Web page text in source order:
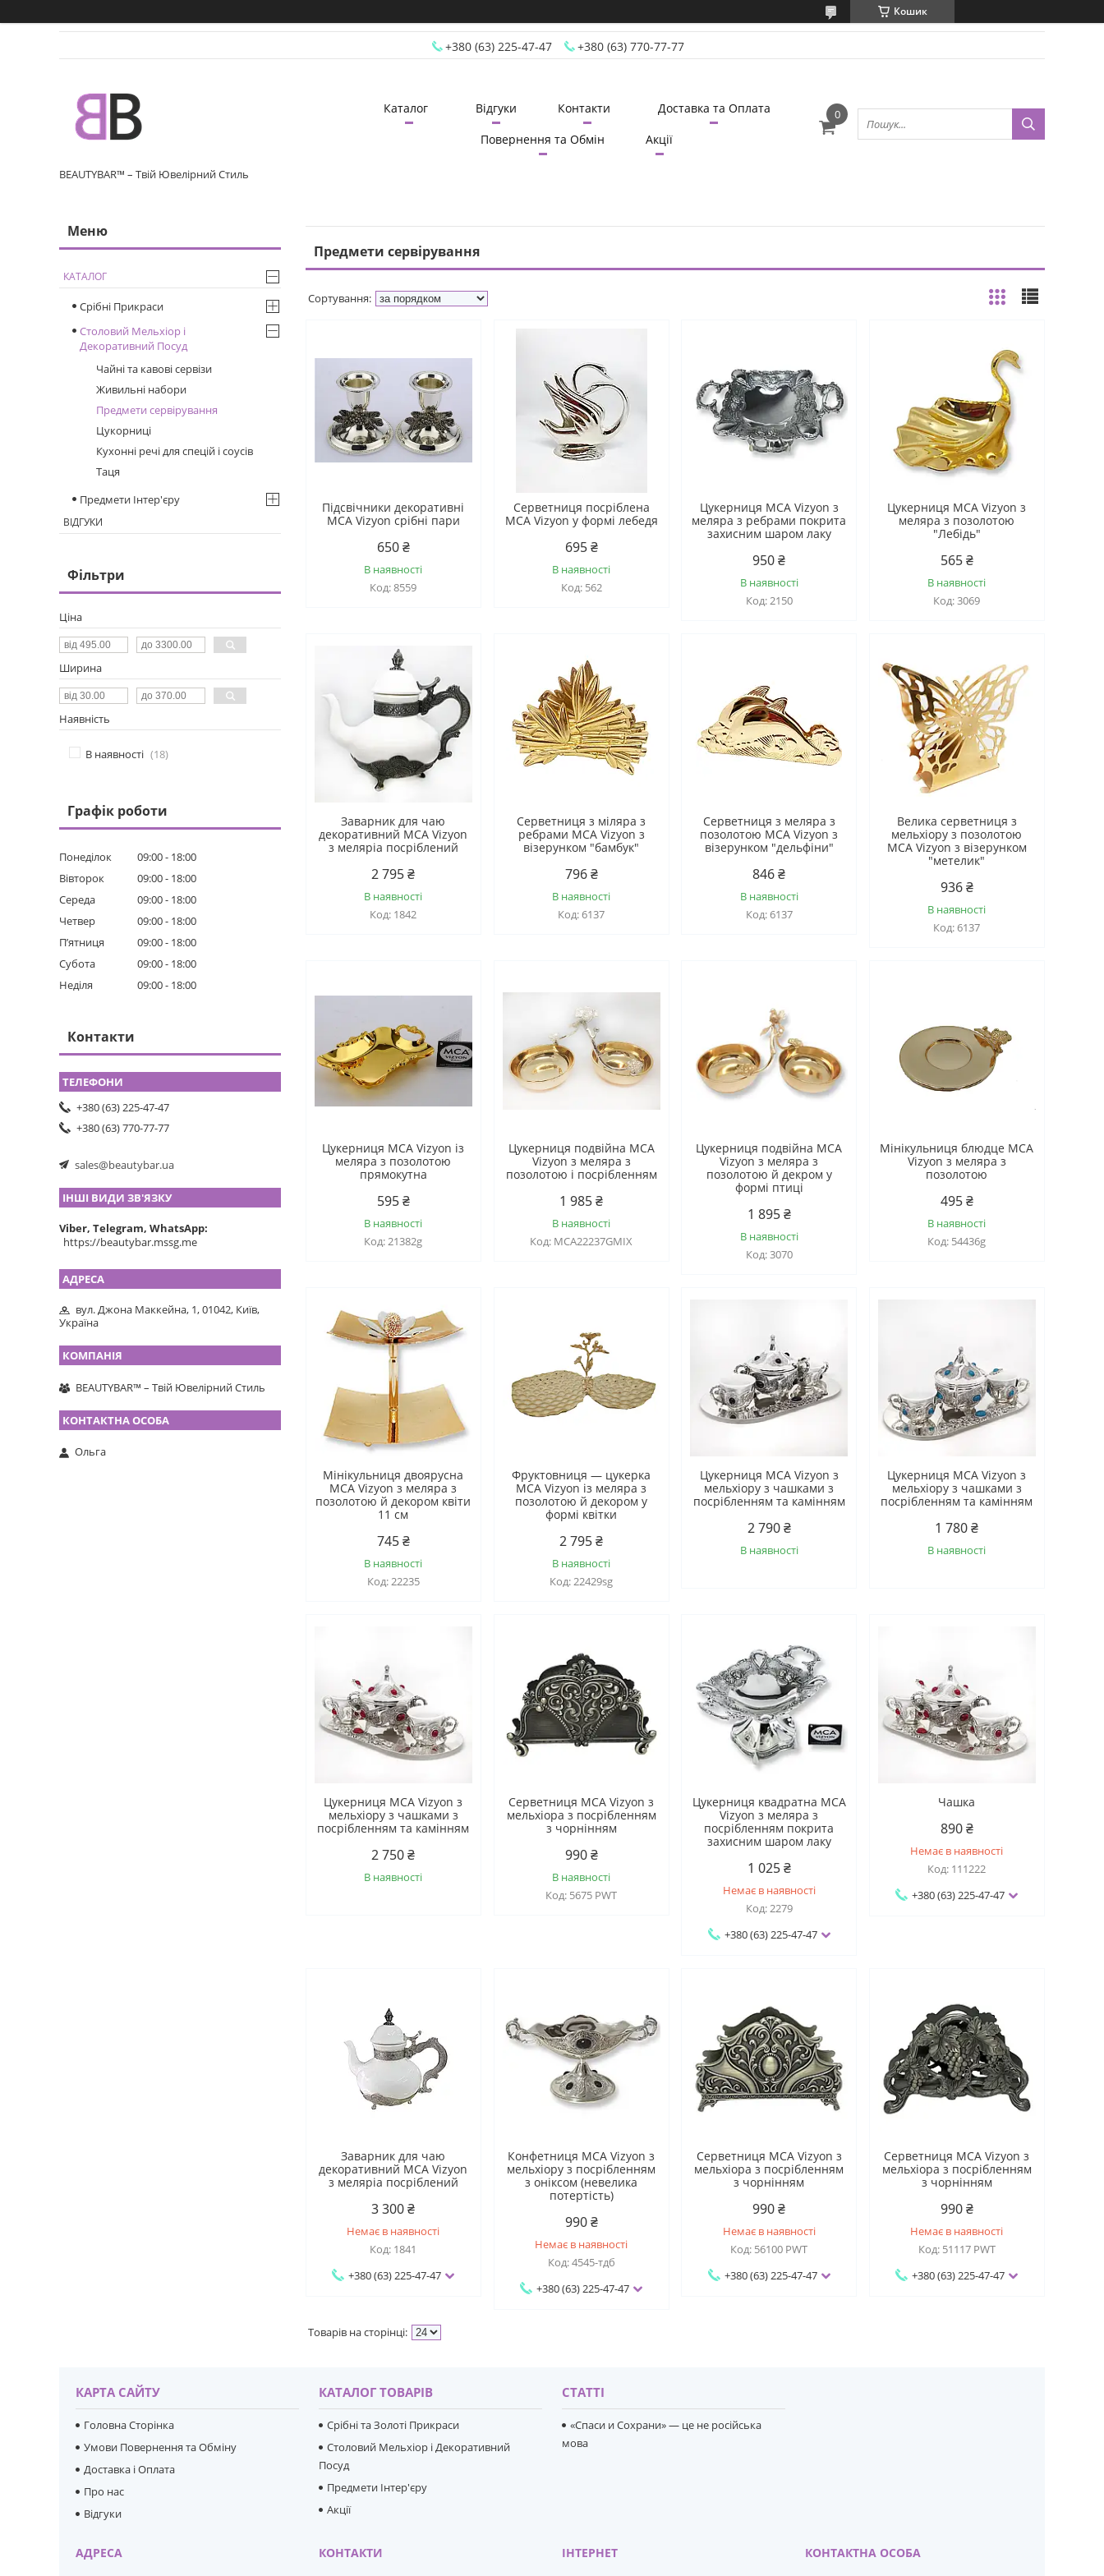
Кошик
+380 (63) 225-47-47 +380 (63) 770-77-77
BEAUTYBAR™ – Твій Ювелірний Стиль
Каталог Відгуки Контакти
Доставка та Оплата
Повернення та Обмін
Акції
Предмети сервірування
Підсвічники декоративні
MCA Vizyon срібні пари
650 ₴
В наявності
8559
Серветниця посріблена
MCA Vizyon у формі лебедя
695 ₴
В наявності
562
Цукерниця MCA Vizyon з
меляра з ребрами покрита
захисним шаром лаку
950 ₴
В наявності
2150
Цукерниця MCA Vizyon з
меляра з позолотою
"Лебідь"
565 ₴
В наявності
3069
Заварник для чаю
декоративний MCA Vizyon
з меляріа посріблений
2 795 ₴
В наявності
1842
Серветниця з міляра з
ребрами MCA Vizyon з
візерунком "бамбук"
796 ₴
В наявності
6137
Серветниця з меляра з
позолотою MCA Vizyon з
візерунком "дельфіни"
846 ₴
В наявності
6137
Велика серветниця з
мельхіору з позолотою
MCA Vizyon з візерунком
"метелик"
936 ₴
В наявності
6137
Цукерниця MCA Vizyon із
меляра з позолотою
прямокутна
595 ₴
В наявності
21382g
Цукерниця подвійна MCA
Vizyon з меляра з
позолотою і посрібленням
1 985 ₴
В наявності
МСА22237GMIX
Цукерниця подвійна MCA
Vizyon з меляра з
позолотою й декром у
формі птиці
1 895 ₴
В наявності
3070
Мінікульниця блюдце MCA
Vizyon з меляра з
позолотою
495 ₴
В наявності
54436g
Мінікульниця двоярусна
MCA Vizyon з меляра з
позолотою й декором квіти
11 см
745 ₴
В наявності
22235
Фруктовниця — цукерка
MCA Vizyon із меляра з
позолотою й декором у
формі квітки
2 795 ₴
В наявності
22429sg
Цукерниця MCA Vizyon з
мельхіору з чашками з
посрібленням та камінням
2 790 ₴
В наявності
Цукерниця MCA Vizyon з
мельхіору з чашками з
посрібленням та камінням
1 780 ₴
В наявності
Цукерниця MCA Vizyon з
мельхіору з чашками з
посрібленням та камінням
2 750 ₴
В наявності
Серветниця MCA Vizyon з
мельхіора з посрібленням
з чорнінням
990 ₴
В наявності
5675 PWT
Цукерниця квадратна MCA
Vizyon з меляра з
посрібленням покрита
захисним шаром лаку
1 025 ₴
Немає в наявності
2279
+380 (63) 225-47-47
Чашка
890 ₴
Немає в наявності
111222
+380 (63) 225-47-47
Заварник для чаю
декоративний MCA Vizyon
з меляріа посріблений
3 300 ₴
Немає в наявності
1841
+380 (63) 225-47-47
Конфетниця MCA Vizyon з
мельхіору з посрібленням
з оніксом (невелика
потертість)
990 ₴
Немає в наявності
4545-тдб
+380 (63) 225-47-47
Серветниця MCA Vizyon з
мельхіора з посрібленням
з чорнінням
990 ₴
Немає в наявності
56100 PWT
+380 (63) 225-47-47
Серветниця MCA Vizyon з
мельхіора з посрібленням
з чорнінням
990 ₴
Немає в наявності
51117 PWT
+380 (63) 225-47-47
КАТАЛОГ
Срібні Прикраси
Столовий Мельхіор і
Декоративний Посуд
Чайні та кавові сервізи
Живильні набори
Предмети сервірування
Цукорниці
Кухонні речі для спецій і соусів
Таця
Предмети Інтер'єру
ВІДГУКИ
Фільтри
Ціна
Ширина
Наявність
В наявності 18
Графік роботи
Понеділок 09:00
18:00
Вівторок
09:00
18:00
Середа
09:00
18:00
Четвер
09:00
18:00
Пʼятниця
09:00
18:00
Субота
09:00
18:00
Неділя
09:00 18:00
Контакти
+380 (63) 225-47-47
+380 (63) 770-77-77
sales@beautybar.ua
ІНШІ ВИДИ ЗВ'ЯЗКУ
Viber, Telegram, WhatsApp
https://beautybar.mssg.me
вул. Джона Маккейна, 1, 01042, Київ,
Україна
BEAUTYBAR™ – Твій Ювелірний Стиль
Ольга
КАРТА САЙТУ
Головна Сторінка
Умови Повернення та Обміну
Доставка і Оплата
Про нас
Відгуки
КАТАЛОГ ТОВАРІВ
Срібні та Золоті Прикраси
Столовий Мельхіор і Декоративний
Посуд
Предмети Інтер'єру
Акції
СТАТТІ
«Спаси и Сохрани» — це не російська
мова